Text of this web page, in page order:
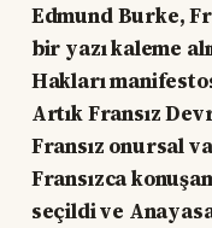
Edmund Burke,
bir yazı kaleme
Hakları
Artık Fransız
Fransız onursal
Fransızca
seçildi ve